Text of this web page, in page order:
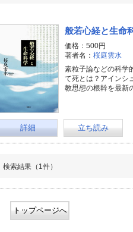
般若心経と生命
価格：500円
著者名： 桜庭雲水
素粒子論などの科学
て死とは？アインシ
教思想の根幹を最新
詳細 立ち読み
検索結果（1件）
トップページへ